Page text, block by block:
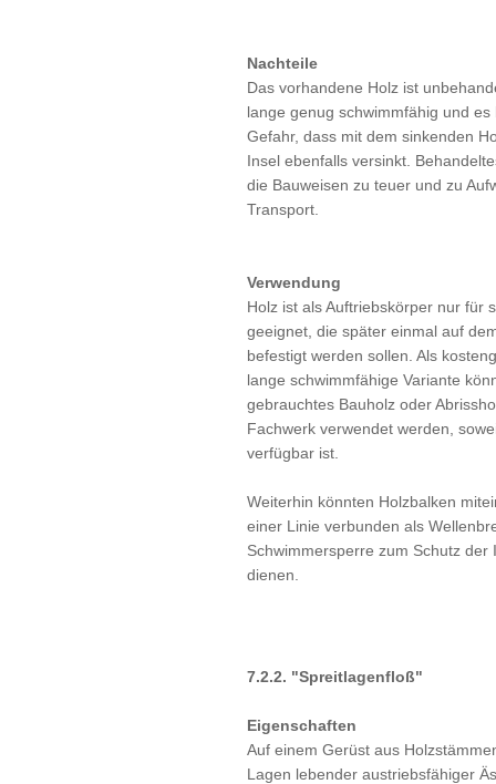
Nachteile
Das vorhandene Holz ist
lange genug schwimmfähig und es
Gefahr, dass mit dem sinkenden
Insel ebenfalls versinkt.
die Bauweisen zu teuer und zu
Transport.
Verwendung
Holz ist als Auftriebskörper nur für
geeignet, die später einmal auf
befestigt werden sollen. Als
lange schwimmfähige Variante
gebrauchtes Bauholz oder
Fachwerk verwendet werden,
verfügbar ist.
Weiterhin könnten Holzbalken
einer Linie verbunden als
Schwimmersperre zum Schutz der
dienen.
7.2.2. "Spreitlagenfloß"
Eigenschaften
Auf einem Gerüst aus
Lagen lebender austriebsfähiger